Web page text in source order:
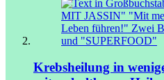
Krebsheilung in